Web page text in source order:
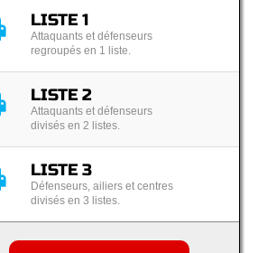
LISTE 1
Attaquants et défenseurs
regroupés en 1 liste.
LISTE 2
Attaquants et défenseurs
divisés en 2 listes.
LISTE 3
Défenseurs, ailiers et centres
divisés en 3 listes.